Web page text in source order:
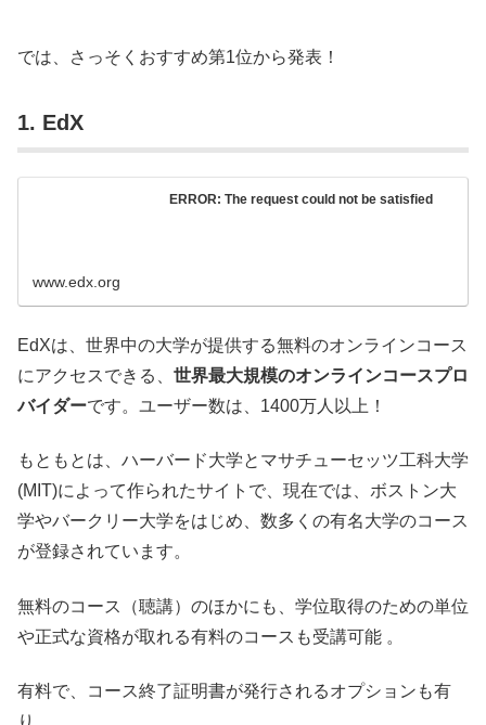
では、さっそくおすすめ第1位から発表！
1. EdX
ERROR: The request could not be satisfied
www.edx.org
EdXは、世界中の大学が提供する無料のオンラインコース
にアクセスできる、 世界最大規模のオンラインコースプロ
バイダーです。ユーザー数は、1400万人以上！
もともとは、ハーバード大学とマサチューセッツ工科大学
(MIT)によって作られたサイトで、現在では、ボストン大
学やバークリー大学をはじめ、数多くの有名大学のコース
が登録されています。
無料のコース（聴講）のほかにも、学位取得のための単位
や正式な資格が取れる有料のコースも受講可能 。
有料で、コース終了証明書が発行されるオプションも有